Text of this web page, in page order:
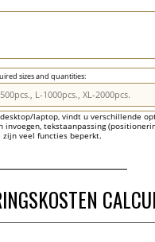
sizes and quantities:
laptop, vindt u verschillende
tekstaanpassing
zijn veel functies beperkt.